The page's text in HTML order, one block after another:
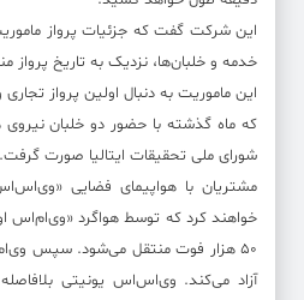
خدمه و خلبان‌ها، نزدیک به تاریخ
این ماموریت به دنبال اولین پرواز
که ماه گذشته با حضور دو خلبان نیروی
شورای ملی تحقیقات ایتالیا صورت گرفت.
۵۰ هزار فوت منتقل می‌شود. سپس
آزاد می‌کند. وی‌اس‌اس یونیتی